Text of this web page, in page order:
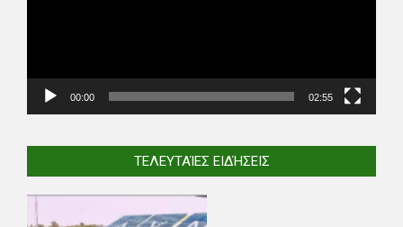
00:00 02:55
ΤΕΛΕΥΤΑΊΕΣ ΕΙΔΉΣΕΙΣ